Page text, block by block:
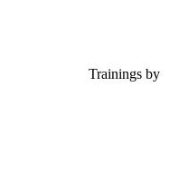
Trainings by